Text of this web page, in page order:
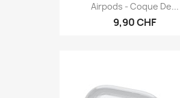
Airpods - Coque De...
9,90 CHF